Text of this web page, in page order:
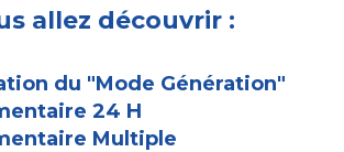
allez découvrir :
du "Mode Génération"
24 H
Multiple